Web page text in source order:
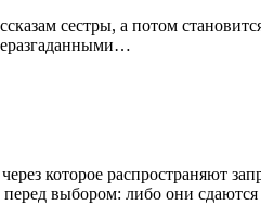
сестры, а потом
через которое распространяют
выбором: либо они